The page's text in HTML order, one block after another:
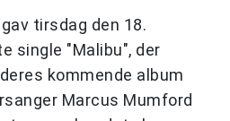
tirsdag den 18.
single "Malibu", der
kommende album
Marcus Mumford